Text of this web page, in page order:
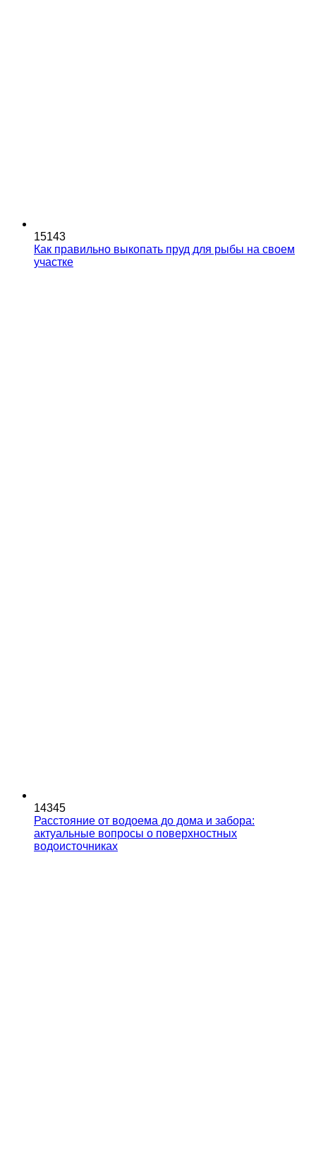
15143
Как правильно выкопать пруд для рыбы на своем
участке
14345
Расстояние от водоема до дома и забора:
актуальные вопросы о поверхностных
водоисточниках